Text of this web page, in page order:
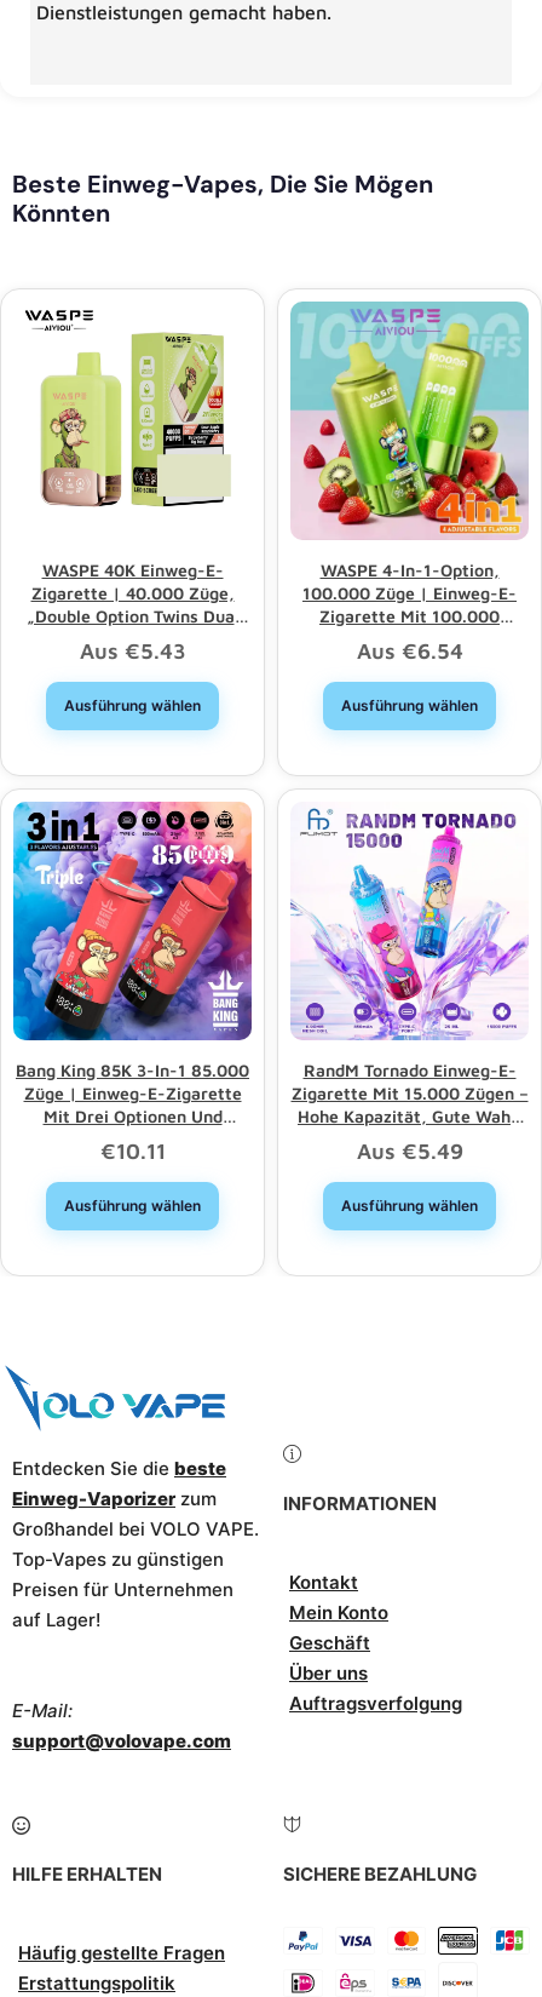
Dienstleistungen gemacht haben.
Beste Einweg-Vapes, Die Sie Mögen
Könnten
WASPE 40K Einweg-E-
Zigarette | 40.000 Züge,
„Double Option Twins Dual
Aus €5.43
Ausführung wählen
WASPE 4-In-1-Option,
100.000 Züge | Einweg-E-
Zigarette Mit 100.000
Zügen, 4 Optionen Und
Großhandel
Aus €6.54
Ausführung wählen
Bang King 85K 3-In-1 85.000
Züge | Einweg-E-Zigarette
Mit Drei Optionen Und
Langer Lebensdauer –
Großhandel
€10.11
Ausführung wählen
RandM Tornado Einweg-E-
Zigarette Mit 15.000 Zügen –
Hohe Kapazität, Gute Wahl,
Großhandelsrabatt
Aus €5.49
Ausführung wählen
Entdecken Sie die beste
Einweg-Vaporizer zum
Großhandel bei VOLO VAPE.
Top-Vapes zu günstigen
Preisen für Unternehmen
auf Lager!
E-Mail:
support@volovape.com
INFORMATIONEN
Kontakt
Mein Konto
Geschäft
Über uns
Auftragsverfolgung
HILFE ERHALTEN
Häufig gestellte Fragen
Erstattungspolitik
SICHERE BEZAHLUNG